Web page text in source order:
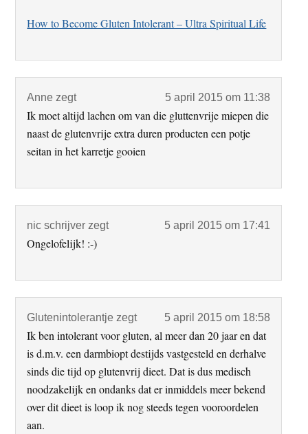
How to Become Gluten Intolerant – Ultra Spiritual Life
Anne zegt 5 april 2015 om 11:38
Ik moet altijd lachen om van die gluttenvrije miepen die
naast de glutenvrije extra duren producten een potje
seitan in het karretje gooien
nic schrijver zegt 5 april 2015 om 17:41
Ongelofelijk! :-)
Glutenintolerantje zegt 5 april 2015 om 18:58
Ik ben intolerant voor gluten, al meer dan 20 jaar en dat
is d.m.v. een darmbiopt destijds vastgesteld en derhalve
sinds die tijd op glutenvrij dieet. Dat is dus medisch
noodzakelijk en ondanks dat er inmiddels meer bekend
over dit dieet is loop ik nog steeds tegen vooroordelen
aan.